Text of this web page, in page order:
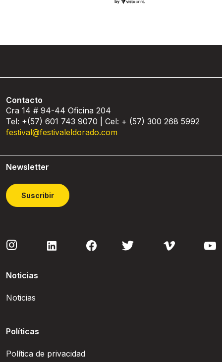
Contacto
Cra 14 # 94-44 Oficina 204
Tel: +(57) 601 743 9070 | Cel: + (57) 300 268 5992
festival@festivaleldorado.com
Newsletter
Suscribir
Noticias
Noticias
Políticas
Política de privacidad